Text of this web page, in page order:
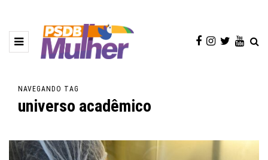
NAVEGANDO TAG
universo acadêmico